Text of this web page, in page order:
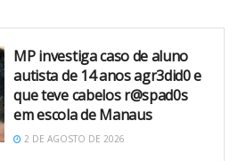
MP investiga caso de aluno
autista de 14 anos agr3did0 e
que teve cabelos r@spad0s
em escola de Manaus
2 DE AGOSTO DE 2026